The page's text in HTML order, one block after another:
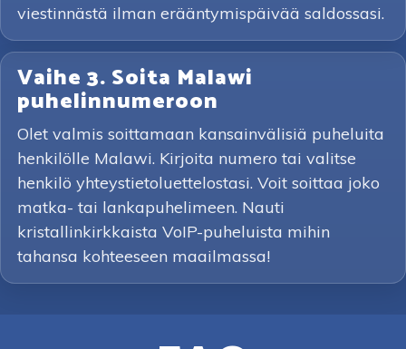
viestinnästä ilman erääntymispäivää saldossasi.
Vaihe 3. Soita Malawi
puhelinnumeroon
Olet valmis soittamaan kansainvälisiä puheluita
henkilölle Malawi. Kirjoita numero tai valitse
henkilö yhteystietoluettelostasi. Voit soittaa joko
matka- tai lankapuhelimeen. Nauti
kristallinkirkkaista VoIP-puheluista mihin
tahansa kohteeseen maailmassa!